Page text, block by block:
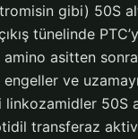
gibi) 50S
tünelinde
asitten
ve
linkozamidler 50S
transferaz